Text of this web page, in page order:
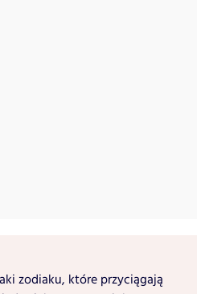
zodiaku, które przyciągają